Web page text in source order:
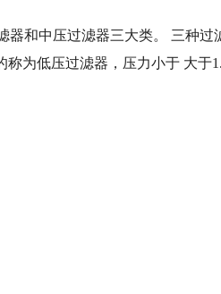
和中压过滤器三大类。 三种过
为低压过滤器，压力小于 大于